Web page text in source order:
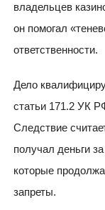
владельцев
он помогал
ответственности.
Дело
статьи 171.2 УК
Следствие
получал деньги
которые
запреты.